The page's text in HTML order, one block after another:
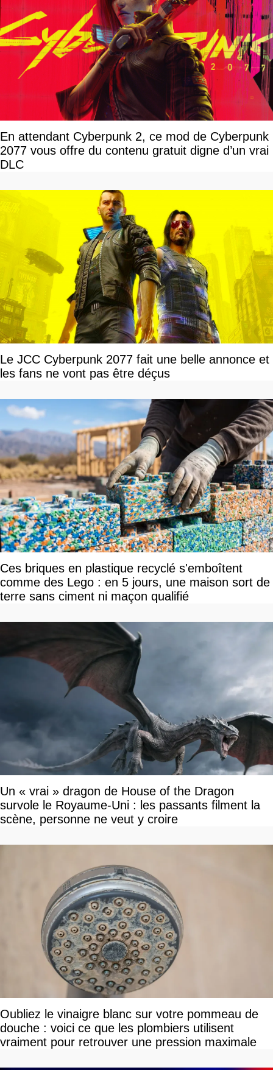
En attendant Cyberpunk 2, ce mod de Cyberpunk
2077 vous offre du contenu gratuit digne d’un vrai
DLC
Le JCC Cyberpunk 2077 fait une belle annonce et
les fans ne vont pas être déçus
Ces briques en plastique recyclé s'emboîtent
comme des Lego : en 5 jours, une maison sort de
terre sans ciment ni maçon qualifié
Un « vrai » dragon de House of the Dragon
survole le Royaume-Uni : les passants filment la
scène, personne ne veut y croire
Oubliez le vinaigre blanc sur votre pommeau de
douche : voici ce que les plombiers utilisent
vraiment pour retrouver une pression maximale